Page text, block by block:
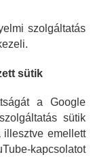
szolgáltatás
sütik
a Google
sütik
illesztve emellett
kapcsolatot